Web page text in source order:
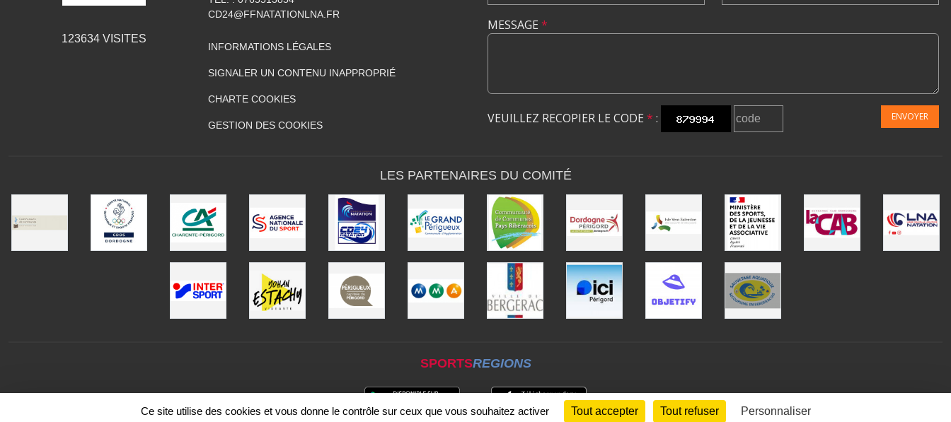
123634 VISITES
CD24@FFNATATIONLNA.FR
INFORMATIONS LÉGALES
SIGNALER UN CONTENU INAPPROPRIÉ
CHARTE COOKIES
GESTION DES COOKIES
MESSAGE *
VEUILLEZ RECOPIER LE CODE * : ENVOYER
LES PARTENAIRES DU COMITÉ
SPORTSREGIONS
Ce site utilise des cookies et vous donne le contrôle sur ceux que vous souhaitez activer Tout accepter Tout refuser Personnaliser